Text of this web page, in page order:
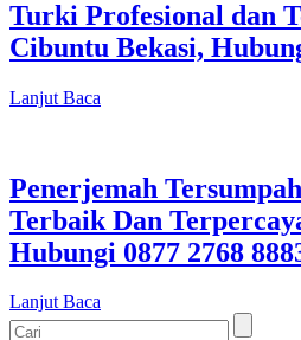
Turki Profesional dan
Cibuntu Bekasi,
Lanjut Baca
Penerjemah
Terbaik Dan
Hubungi 0877 2768
Lanjut Baca